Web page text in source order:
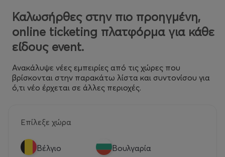
Καλωσήρθες στην πιο προηγμένη,
online ticketing πλατφόρμα για κάθε
είδους event.
Ανακάλυψε νέες εμπειρίες από τις χώρες που
βρίσκονται στην παρακάτω λίστα και συντονίσου για
ό,τι νέο έρχεται σε άλλες περιοχές.
Επίλεξε χώρα
Βέλγιο Βουλγαρία